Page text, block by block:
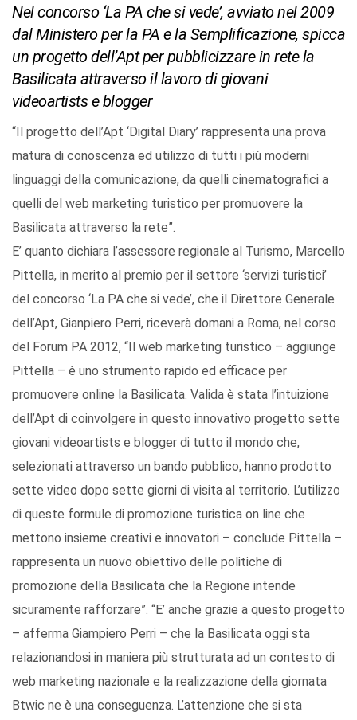
Nel concorso ‘La PA che si vede’, avviato nel 2009
dal Ministero per la PA e la Semplificazione, spicca
un progetto dell’Apt per pubblicizzare in rete la
Basilicata attraverso il lavoro di giovani
videoartists e blogger
“Il progetto dell’Apt ‘Digital Diary’ rappresenta una prova
matura di conoscenza ed utilizzo di tutti i più moderni
linguaggi della comunicazione, da quelli cinematografici a
quelli del web marketing turistico per promuovere la
Basilicata attraverso la rete”.
E’ quanto dichiara l’assessore regionale al Turismo, Marcello
Pittella, in merito al premio per il settore ‘servizi turistici’
del concorso ‘La PA che si vede’, che il Direttore Generale
dell’Apt, Gianpiero Perri, riceverà domani a Roma, nel corso
del Forum PA 2012, “Il web marketing turistico – aggiunge
Pittella – è uno strumento rapido ed efficace per
promuovere online la Basilicata. Valida è stata l’intuizione
dell’Apt di coinvolgere in questo innovativo progetto sette
giovani videoartists e blogger di tutto il mondo che,
selezionati attraverso un bando pubblico, hanno prodotto
sette video dopo sette giorni di visita al territorio. L’utilizzo
di queste formule di promozione turistica on line che
mettono insieme creativi e innovatori – conclude Pittella –
rappresenta un nuovo obiettivo delle politiche di
promozione della Basilicata che la Regione intende
sicuramente rafforzare”. “E’ anche grazie a questo progetto
– afferma Giampiero Perri – che la Basilicata oggi sta
relazionandosi in maniera più strutturata ad un contesto di
web marketing nazionale e la realizzazione della giornata
Btwic ne è una conseguenza. L’attenzione che si sta